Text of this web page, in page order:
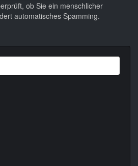
ob Sie ein menschlicher
automatisches Spamming.